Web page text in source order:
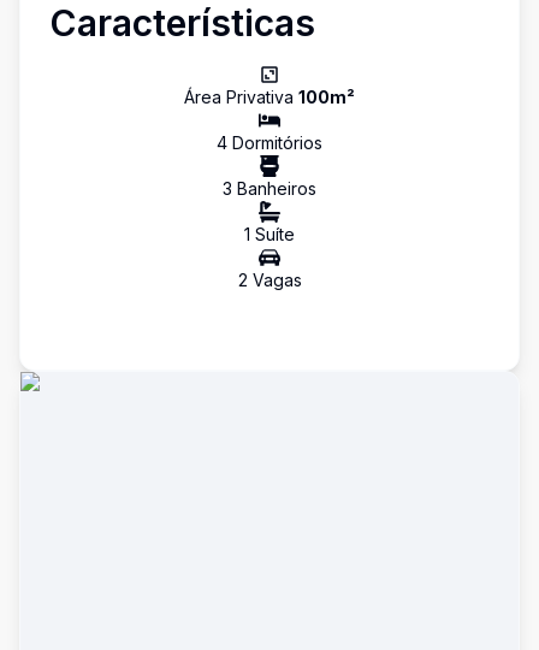
Características
Área Privativa 100m²
4 Dormitórios
3 Banheiros
1 Suíte
2 Vagas